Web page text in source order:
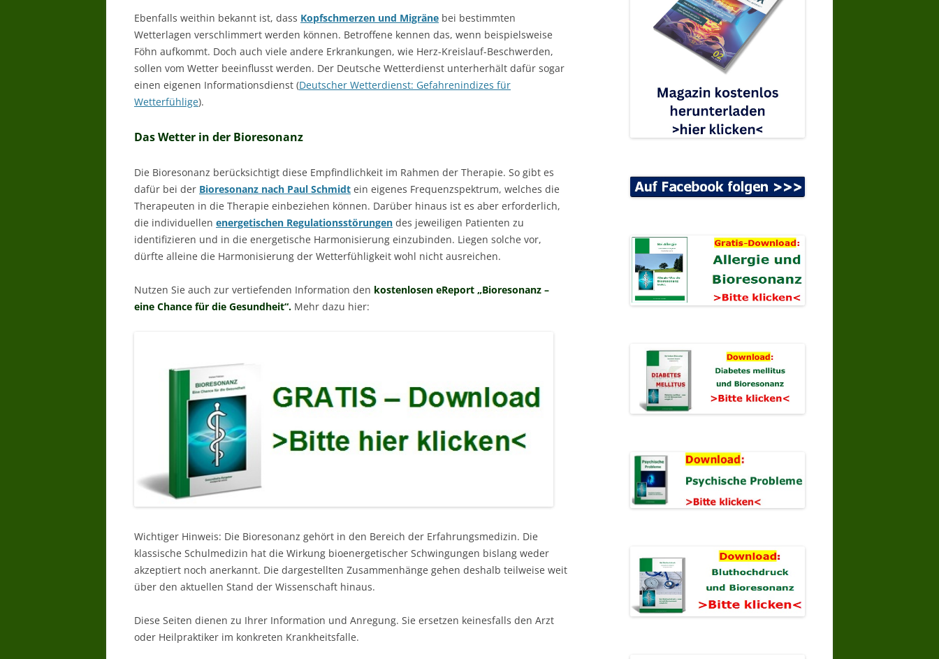
Ebenfalls weithin bekannt ist, dass Kopfschmerzen und Migräne bei bestimmten
Wetterlagen verschlimmert werden können. Betroffene kennen das, wenn beispielsweise
Föhn aufkommt. Doch auch viele andere Erkrankungen, wie Herz-Kreislauf-Beschwerden,
sollen vom Wetter beeinflusst werden. Der Deutsche Wetterdienst unterherhält dafür sogar
einen eigenen Informationsdienst (Deutscher Wetterdienst: Gefahrenindizes für
Wetterfühlige).
Das Wetter in der Bioresonanz
Die Bioresonanz berücksichtigt diese Empfindlichkeit im Rahmen der Therapie. So gibt es
dafür bei der Bioresonanz nach Paul Schmidt ein eigenes Frequenzspektrum, welches die
Therapeuten in die Therapie einbeziehen können. Darüber hinaus ist es aber erforderlich,
die individuellen energetischen Regulationsstörungen des jeweiligen Patienten zu
identifizieren und in die energetische Harmonisierung einzubinden. Liegen solche vor,
dürfte alleine die Harmonisierung der Wetterfühligkeit wohl nicht ausreichen.
Nutzen Sie auch zur vertiefenden Information den kostenlosen eReport „Bioresonanz –
eine Chance für die Gesundheit“. Mehr dazu hier:
Wichtiger Hinweis: Die Bioresonanz gehört in den Bereich der Erfahrungsmedizin. Die
klassische Schulmedizin hat die Wirkung bioenergetischer Schwingungen bislang weder
akzeptiert noch anerkannt. Die dargestellten Zusammenhänge gehen deshalb teilweise weit
über den aktuellen Stand der Wissenschaft hinaus.
Diese Seiten dienen zu Ihrer Information und Anregung. Sie ersetzen keinesfalls den Arzt
oder Heilpraktiker im konkreten Krankheitsfalle.